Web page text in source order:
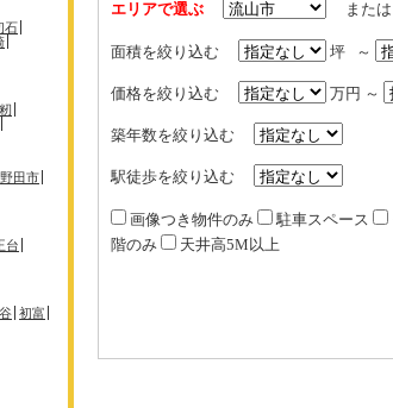
石
野田市
台
初富
エリアで選ぶ また
面積を絞り込む 坪 ～
価格を絞り込む 万円 ～
築年数を絞り込む
駅徒歩を絞り込む
画像つき物件のみ 駐車スペース
階のみ
天井高5M以上